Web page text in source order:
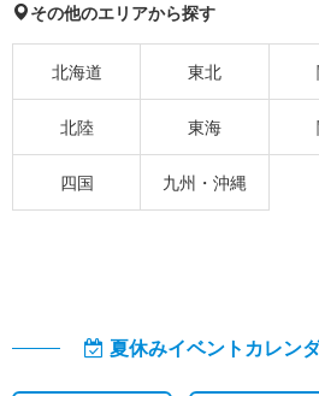
その他のエリアから探す
北海道 東北
北陸 東海
四国 九州・沖縄
夏休みイベントカレン